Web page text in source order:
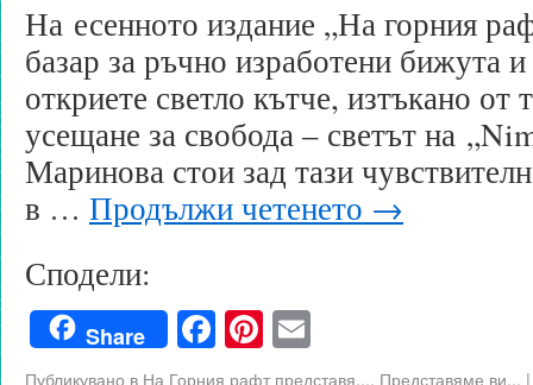
На есенното издание „На горния
базар за ръчно изработени бижута
откриете светло кътче, изтъкано
усещане за свобода – светът на
Маринова стои зад тази
в … Продължи четенето →
Сподели:
Share Facebook
Pinterest
Публикувано в На Горния рафт представя..., Представяме ви... |